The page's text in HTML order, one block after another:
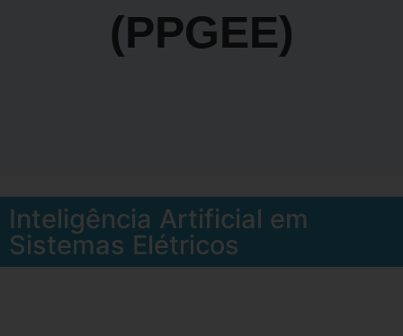
(PPGEE)
Inteligência Artificial em
Sistemas Elétricos